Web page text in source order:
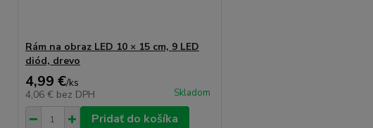
Rám na obraz LED 10 × 15 cm, 9 LED
diód, drevo
4,99 €/ks
4,06 € bez DPH Skladom
Pridať do košíka